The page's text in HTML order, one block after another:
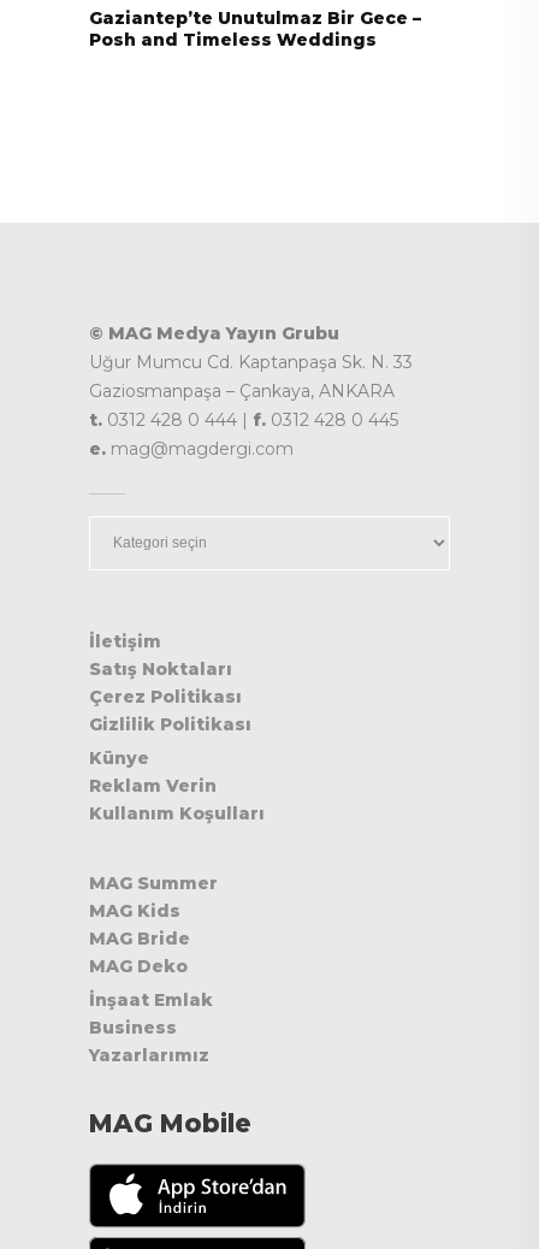
Gaziantep’te Unutulmaz Bir Gece –
Posh and Timeless Weddings
© MAG Medya Yayın Grubu
Uğur Mumcu Cd. Kaptanpaşa Sk. N. 33
Gaziosmanpaşa – Çankaya, ANKARA
t. 0312 428 0 444 | f. 0312 428 0 445
e. mag@magdergi.com
İletişim
Satış Noktaları
Çerez Politikası
Gizlilik Politikası
Künye
Reklam Verin
Kullanım Koşulları
MAG Summer
MAG Kids
MAG Bride
MAG Deko
İnşaat Emlak
Business
Yazarlarımız
MAG Mobile